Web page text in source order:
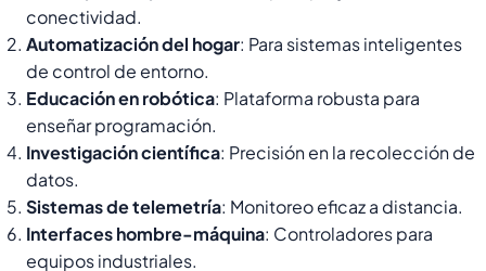
conectividad.
Automatización del hogar: Para sistemas inteligentes
de control de entorno.
Educación en robótica: Plataforma robusta para
enseñar programación.
Investigación científica: Precisión en la recolección de
datos.
Sistemas de telemetría: Monitoreo eficaz a distancia.
Interfaces hombre-máquina: Controladores para
equipos industriales.